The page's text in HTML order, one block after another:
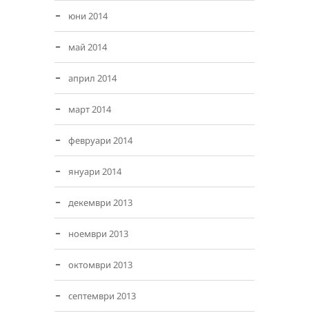
юни 2014
май 2014
април 2014
март 2014
февруари 2014
януари 2014
декември 2013
ноември 2013
октомври 2013
септември 2013